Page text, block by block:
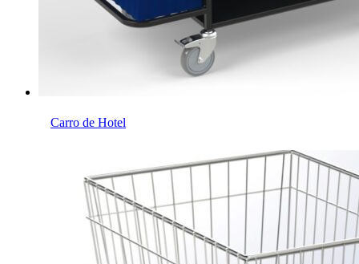
Carro de Hotel